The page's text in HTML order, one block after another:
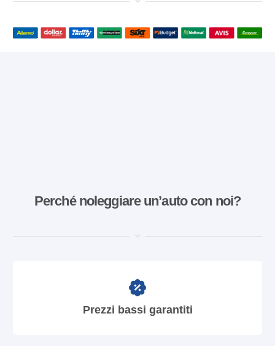
Perché noleggiare un’auto con noi?
Prezzi bassi garantiti